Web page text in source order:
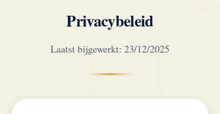
Privacybeleid
Laatst bijgewerkt: 23/12/2025